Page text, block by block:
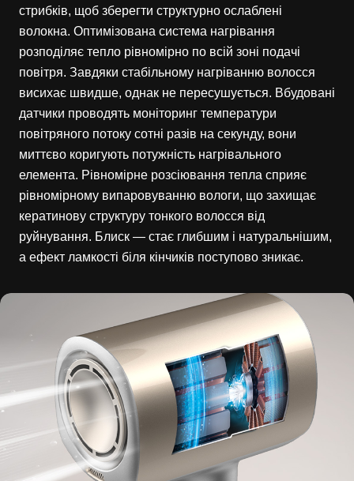
стрибків, щоб зберегти структурно ослаблені
волокна. Оптимізована система нагрівання
розподіляє тепло рівномірно по всій зоні подачі
повітря. Завдяки стабільному нагріванню волосся
висихає швидше, однак не пересушується. Вбудовані
датчики проводять моніторинг температури
повітряного потоку сотні разів на секунду, вони
миттєво коригують потужність нагрівального
елемента. Рівномірне розсіювання тепла сприяє
рівномірному випаровуванню вологи, що захищає
кератинову структуру тонкого волосся від
руйнування. Блиск — стає глибшим і натуральнішим,
а ефект ламкості біля кінчиків поступово зникає.